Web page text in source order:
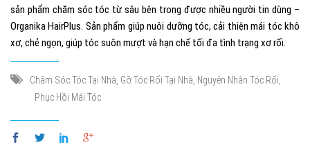
sản phẩm chăm sóc tóc từ sâu bên trong được nhiều người tin dùng –
Organika HairPlus. Sản phẩm giúp nuôi dưỡng tóc, cải thiện mái tóc khô
xơ, chẻ ngọn, giúp tóc suôn mượt và hạn chế tối đa tình trạng xơ rối.
Chăm Sóc Tóc Tại Nhà, Gỡ Tóc Rối Tại Nhà, Nguyên Nhân Tóc Rối,
Phục Hồi Mái Tóc